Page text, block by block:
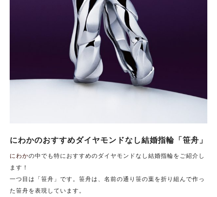
にわかのおすすめダイヤモンドなし結婚指輪「笹舟」
にわかの中でも特におすすめのダイヤモンドなし結婚指輪をご紹介し
ます！
一つ目は「笹舟」です。笹舟は、名前の通り笹の葉を折り組んで作っ
た笹舟を表現しています。